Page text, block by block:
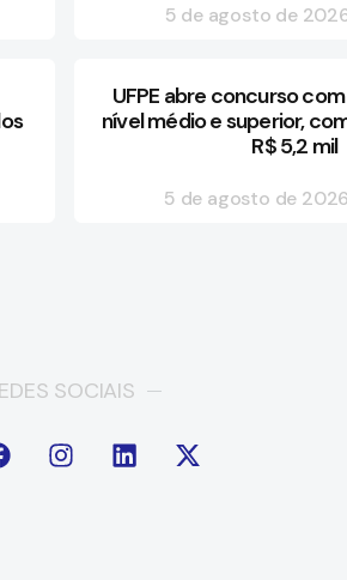
5 de agosto de
UFPE abre concurso com
nível médio e superior,
R$ 5,2 mil
5 de agosto de 2026
SOCIAIS